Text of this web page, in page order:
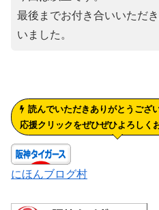
最後までお付き合いいただ
いました。
読んでいただきありがとうござ
応援クリックをぜひぜひよろしく
にほんブログ村